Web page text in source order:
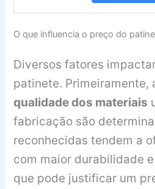
O que influencia o preço do
Diversos fatores
patinete. Primeiramente,
qualidade dos materiais
fabricação são
reconhecidas tendem a
com maior durabilidade
que pode justificar um